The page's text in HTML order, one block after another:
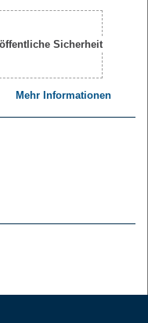
Mehr Informationen